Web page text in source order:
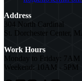
Address
304 North Cardinal
St. Dorchester Center,
Work Hours
Monday to Friday: 7AM
Weekend: 10AM - 5PM